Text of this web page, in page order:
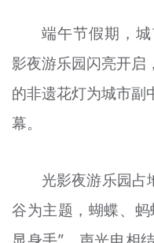
专题
资料库
端午节假期，
影夜游乐园闪亮开
的非遗花灯为城市副
幕。
光影夜游乐园占
谷为主题，蝴蝶、